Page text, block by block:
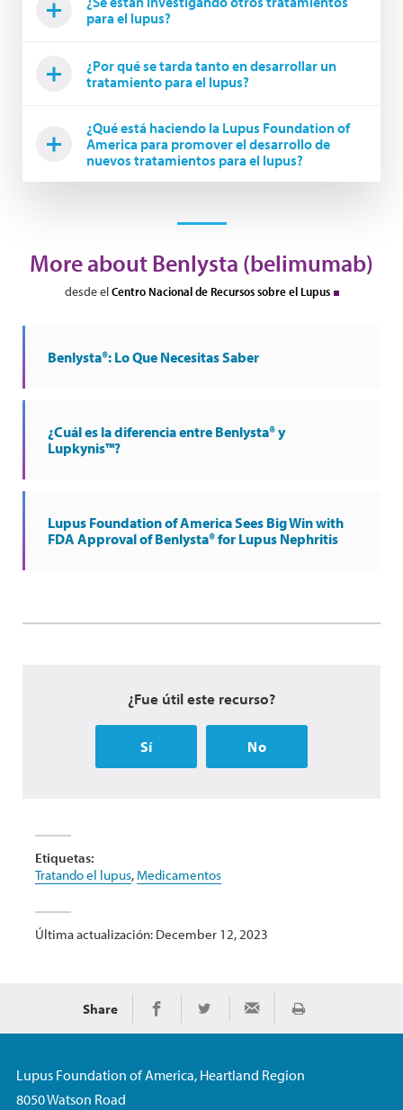
para el lupus?
¿Por qué se tarda tanto en desarrollar un
tratamiento para el lupus?
¿Qué está haciendo la Lupus Foundation of
America para promover el desarrollo de
nuevos tratamientos para el lupus?
More about Benlysta (belimumab)
desde elCentro Nacional de Recursos sobre el Lupus
Benlysta®: Lo Que Necesitas Saber
¿Cuál es la diferencia entre Benlysta® y
Lupkynis™?
Lupus Foundation of America Sees Big Win with
FDA Approval of Benlysta® for Lupus Nephritis
¿Fue útil este recurso?
Sí No
Etiquetas:
Tratando el lupus, Medicamentos
Última actualización: December 12, 2023
Share Share on Facebook
Share on TwitterShare via EmailImprimir
Lupus Foundation of America, Heartland Region
8050 Watson Road